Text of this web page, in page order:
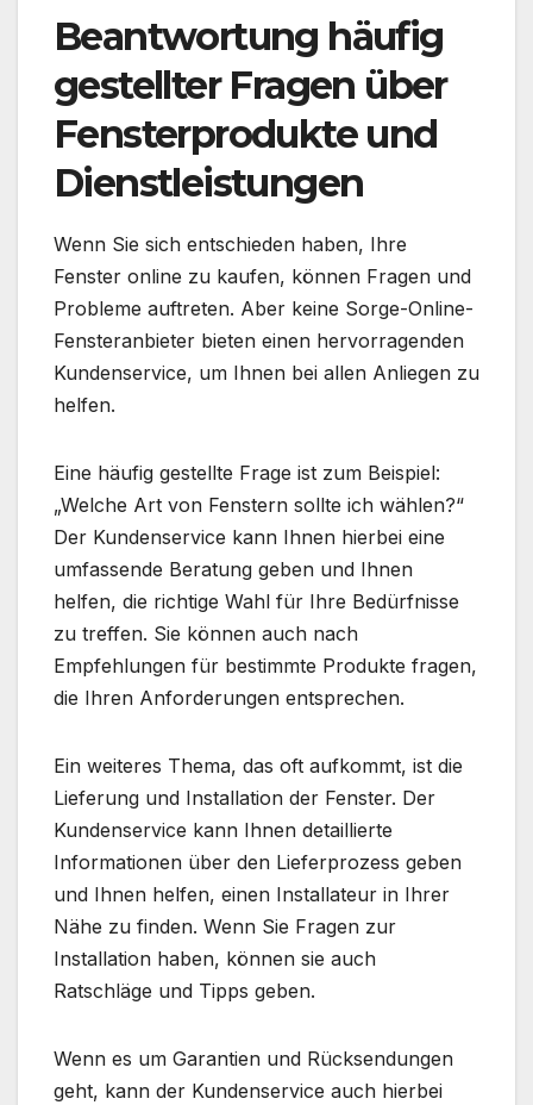
Beantwortung häufig
gestellter Fragen über
Fensterprodukte und
Dienstleistungen
Wenn Sie sich entschieden haben, Ihre
Fenster online zu kaufen, können Fragen und
Probleme auftreten. Aber keine Sorge-Online-
Fensteranbieter bieten einen hervorragenden
Kundenservice, um Ihnen bei allen Anliegen zu
helfen.
Eine häufig gestellte Frage ist zum Beispiel:
„Welche Art von Fenstern sollte ich wählen?“
Der Kundenservice kann Ihnen hierbei eine
umfassende Beratung geben und Ihnen
helfen, die richtige Wahl für Ihre Bedürfnisse
zu treffen. Sie können auch nach
Empfehlungen für bestimmte Produkte fragen,
die Ihren Anforderungen entsprechen.
Ein weiteres Thema, das oft aufkommt, ist die
Lieferung und Installation der Fenster. Der
Kundenservice kann Ihnen detaillierte
Informationen über den Lieferprozess geben
und Ihnen helfen, einen Installateur in Ihrer
Nähe zu finden. Wenn Sie Fragen zur
Installation haben, können sie auch
Ratschläge und Tipps geben.
Wenn es um Garantien und Rücksendungen
geht, kann der Kundenservice auch hierbei